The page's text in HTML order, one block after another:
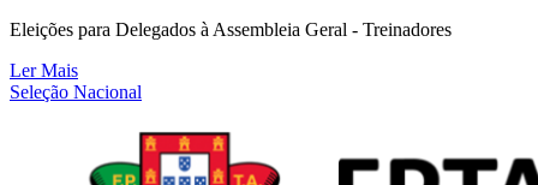
Eleições para Delegados à Assembleia Geral - Treinadores
Ler Mais
Seleção Nacional